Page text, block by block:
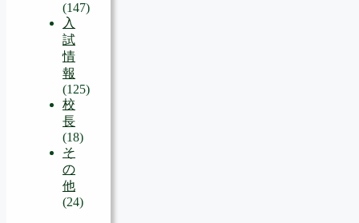
(147)
入
試
情
報
(125)
校
長
(18)
そ
の
他
(24)